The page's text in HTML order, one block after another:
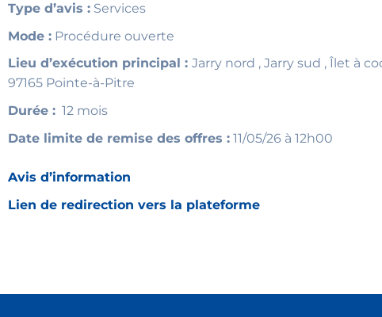
Type d’avis : Services
Mode : Procédure ouverte
Lieu d’exécution principal : Jarry nord , Jarry sud , Îlet à
97165 Pointe-à-Pitre
Durée : 12 mois
Date limite de remise des offres : 11/05/26 à 12h00
Avis d’information
Lien de redirection vers la plateforme